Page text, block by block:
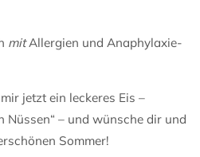
mitAllergien und Anaphylaxie-
jetzt ein leckeres Eis –
Nüssen“ – und wünsche dir und
Sommer!